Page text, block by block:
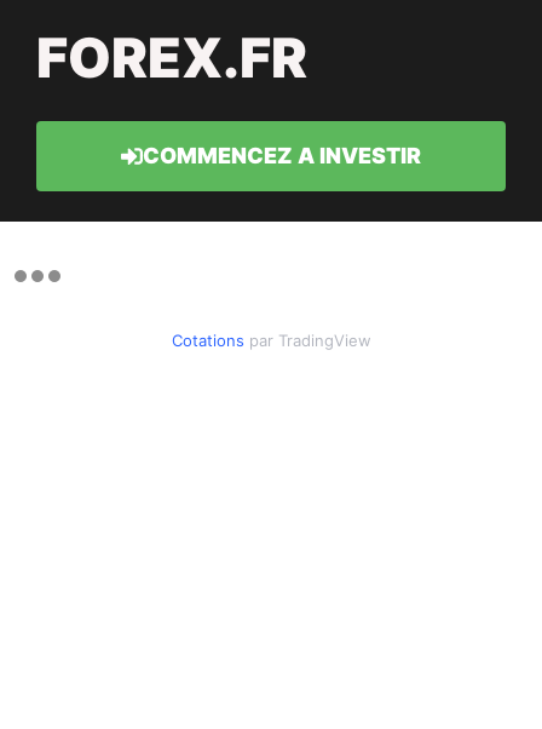
FOREX.FR
COMMENCEZ A INVESTIR
Cotations par TradingView